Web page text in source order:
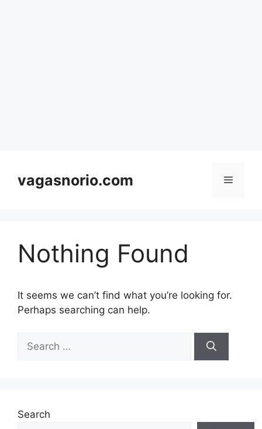
vagasnorio.com Menu
Nothing Found
It seems we can’t find what you’re looking for.
Perhaps searching can help.
for:
Search